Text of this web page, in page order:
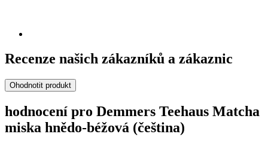
Recenze našich zákazníků a zákaznic
Ohodnotit produkt
hodnocení pro Demmers Teehaus Matcha
miska hnědo-béžová (čeština)